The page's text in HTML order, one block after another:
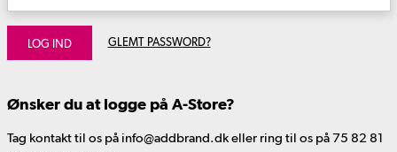
LOG IND GLEMT PASSWORD?
Ønsker du at logge på A-Store?
Tag kontakt til os på info@addbrand.dk eller ring til os på 75 82 81